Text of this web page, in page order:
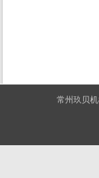
常州玖贝